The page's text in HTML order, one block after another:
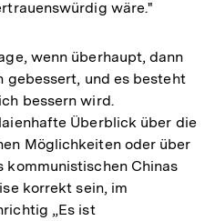
wäre."
wenn überhaupt, dann
gebessert, und es besteht
bessern wird.
Überblick über die
Möglichkeiten oder über
Chinas
korrekt sein, im
„Es ist